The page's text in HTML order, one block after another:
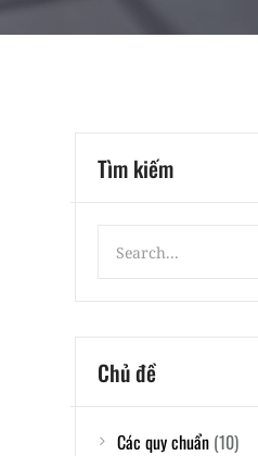
Tìm kiếm
Chủ đề
Các quy chuẩn(10)